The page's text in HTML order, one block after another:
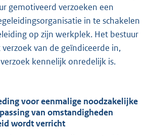
gemotiveerd verzoeken een
in te schakelen
op zijn werkplek. Het bestuur
van de geïndiceerde in,
kennelijk onredelijk is.
voor eenmalige noodzakelijke
van omstandigheden
wordt verricht